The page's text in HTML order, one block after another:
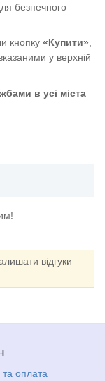
безпечного
кнопку «Купити»
у верхній
в усі міста
відгуки
та оплата